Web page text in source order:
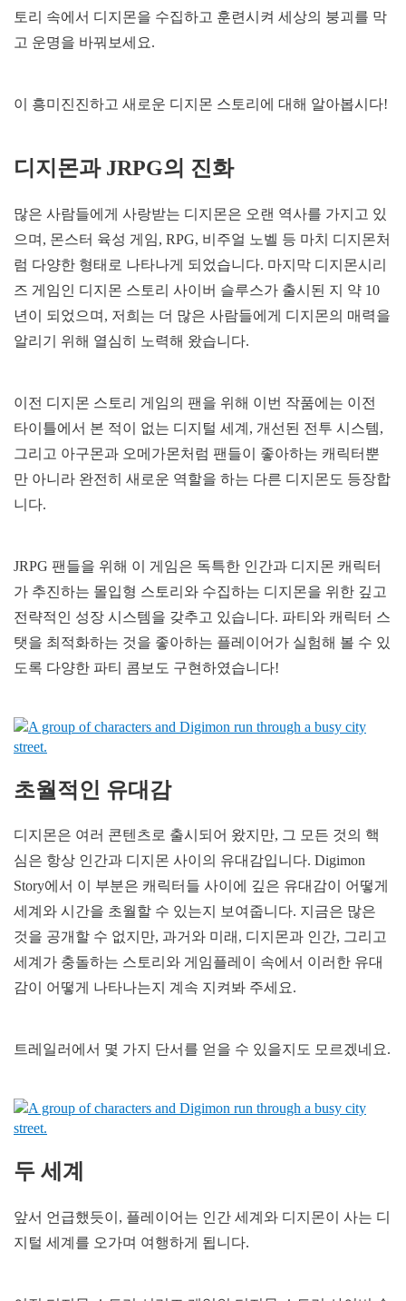
토리 속에서 디지몬을 수집하고 훈련시켜 세상의 붕괴를 막
고 운명을 바꿔보세요.
이 흥미진진하고 새로운 디지몬 스토리에 대해 알아봅시다!
디지몬과 JRPG의 진화
많은 사람들에게 사랑받는 디지몬은 오랜 역사를 가지고 있
으며, 몬스터 육성 게임, RPG, 비주얼 노벨 등 마치 디지몬처
럼 다양한 형태로 나타나게 되었습니다. 마지막 디지몬시리
즈 게임인 디지몬 스토리 사이버 슬루스가 출시된 지 약 10
년이 되었으며, 저희는 더 많은 사람들에게 디지몬의 매력을
알리기 위해 열심히 노력해 왔습니다.
이전 디지몬 스토리 게임의 팬을 위해 이번 작품에는 이전
타이틀에서 본 적이 없는 디지털 세계, 개선된 전투 시스템,
그리고 아구몬과 오메가몬처럼 팬들이 좋아하는 캐릭터뿐
만 아니라 완전히 새로운 역할을 하는 다른 디지몬도 등장합
니다.
JRPG 팬들을 위해 이 게임은 독특한 인간과 디지몬 캐릭터
가 추진하는 몰입형 스토리와 수집하는 디지몬을 위한 깊고
전략적인 성장 시스템을 갖추고 있습니다. 파티와 캐릭터 스
탯을 최적화하는 것을 좋아하는 플레이어가 실험해 볼 수 있
도록 다양한 파티 콤보도 구현하였습니다!
초월적인 유대감
디지몬은 여러 콘텐츠로 출시되어 왔지만, 그 모든 것의 핵
심은 항상 인간과 디지몬 사이의 유대감입니다. Digimon
Story에서 이 부분은 캐릭터들 사이에 깊은 유대감이 어떻게
세계와 시간을 초월할 수 있는지 보여줍니다. 지금은 많은
것을 공개할 수 없지만, 과거와 미래, 디지몬과 인간, 그리고
세계가 충돌하는 스토리와 게임플레이 속에서 이러한 유대
감이 어떻게 나타나는지 계속 지켜봐 주세요.
트레일러에서 몇 가지 단서를 얻을 수 있을지도 모르겠네요.
두 세계
앞서 언급했듯이, 플레이어는 인간 세계와 디지몬이 사는 디
지털 세계를 오가며 여행하게 됩니다.